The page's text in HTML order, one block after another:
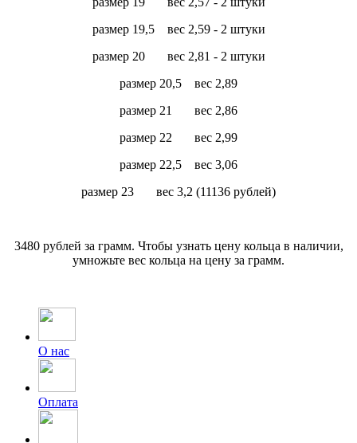
размер 19,5 вес 2,59 - 2 штуки
размер 20 вес 2,81 - 2 штуки
размер 20,5 вес 2,89
размер 21 вес 2,86
размер 22 вес 2,99
размер 22,5 вес 3,06
размер 23 вес 3,2 (11136 рублей)
3480 рублей за грамм. Чтобы узнать цену кольца в наличии,
умножьте вес кольца на цену за грамм.
О нас
Оплата